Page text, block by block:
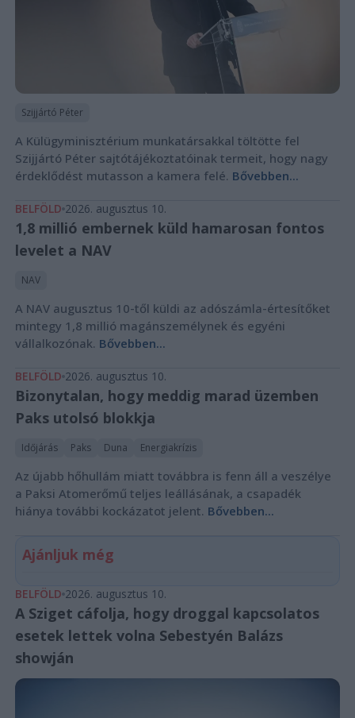
Szijjártó Péter
A Külügyminisztérium munkatársakkal töltötte fel
Szijjártó Péter sajtótájékoztatóinak termeit, hogy nagy
érdeklődést mutasson a kamera felé. Bővebben...
BELFÖLD 2026. augusztus 10.
1,8 millió embernek küld hamarosan fontos
levelet a NAV
NAV
A NAV augusztus 10-től küldi az adószámla-értesítőket
mintegy 1,8 millió magánszemélynek és egyéni
vállalkozónak. Bővebben...
BELFÖLD 2026. augusztus 10.
Bizonytalan, hogy meddig marad üzemben
Paks utolsó blokkja
Időjárás Paks Duna Energiakrízis
Az újabb hőhullám miatt továbbra is fenn áll a veszélye
a Paksi Atomerőmű teljes leállásának, a csapadék
hiánya további kockázatot jelent. Bővebben...
Ajánljuk még
BELFÖLD 2026. augusztus 10.
A Sziget cáfolja, hogy droggal kapcsolatos
esetek lettek volna Sebestyén Balázs
showján